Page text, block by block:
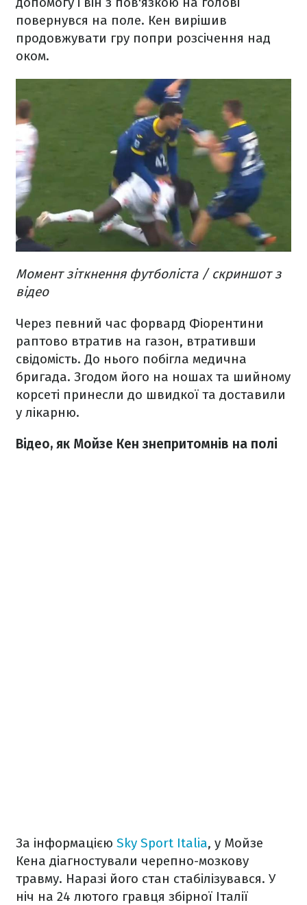
повернувся на поле. Кен вирішив
продовжувати гру попри розсічення над
оком.
Момент зіткнення футболіста / скриншот з
відео
Через певний час форвард Фіорентини
раптово втратив на газон, втративши
свідомість. До нього побігла медична
бригада. Згодом його на ношах та шийному
корсеті принесли до швидкої та доставили
у лікарню.
Відео, як Мойзе Кен знепритомнів на полі
За інформацією Sky Sport Italia, у Мойзе
Кена діагностували черепно-мозкову
травму. Наразі його стан стабілізувався. У
ніч на 24 лютого гравця збірної Італії